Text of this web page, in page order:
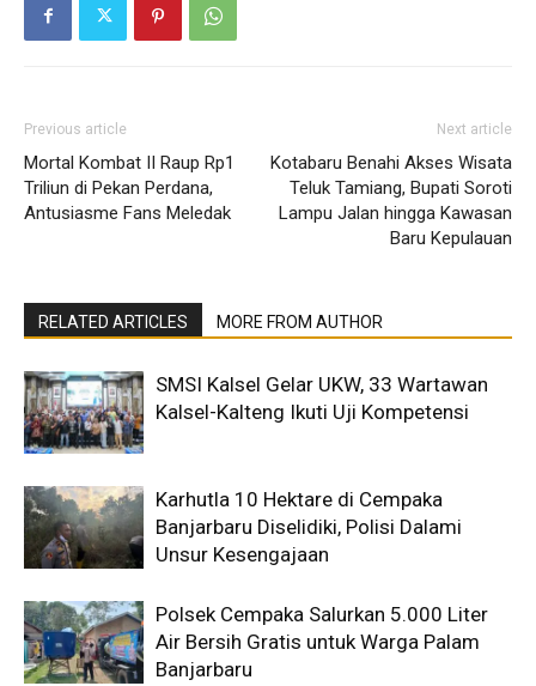
Previous article
Mortal Kombat II Raup Rp1
Triliun di Pekan Perdana,
Antusiasme Fans Meledak
Next article
Kotabaru Benahi Akses Wisata
Teluk Tamiang, Bupati Soroti
Lampu Jalan hingga Kawasan
Baru Kepulauan
RELATED ARTICLES MORE FROM AUTHOR
SMSI Kalsel Gelar UKW, 33 Wartawan
Kalsel-Kalteng Ikuti Uji Kompetensi
Karhutla 10 Hektare di Cempaka
Banjarbaru Diselidiki, Polisi Dalami
Unsur Kesengajaan
Polsek Cempaka Salurkan 5.000 Liter
Air Bersih Gratis untuk Warga Palam
Banjarbaru